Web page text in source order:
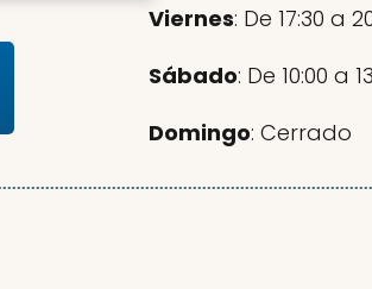
Viernes: De 17:30 a
Sábado: De 10:00 a
Domingo: Cerrado